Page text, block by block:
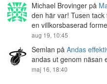
Michael Brovinger på
den här var! Tusen
en villkorsbaserad
aug 19, 10:45
Semlan på Andas
andas ut genom näsan
maj 16, 18:40